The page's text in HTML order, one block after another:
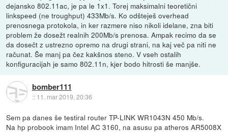
dejansko 802.11ac, je pa le 1x1. Torej maksimalni teoretični
linkspeed (ne troughput) 433Mb/s. Ko odšteješ overhead
prenosnega protokola, in ker razmere niso nikoli idelane, zna biti
problem že dosežt realnih 200Mb/s prenosa. Ampak recimo da se
da dosečt z ustrezno opremo na drugi strani, na kaj več pa niti ne
računat. Še manj pa čez kakšnos steno. V vseh ostalih
konfiguracijah je samo 802.11n, kjer bodo hitrosti še manjše.
bomber111
:: 11. mar 2019, 20:36
Sem pa danes še testiral router TP-LINK WR1043N 450 Mb/s.
Na hp probook imam Intel AC 3160, na asusu pa atheros AR5008X